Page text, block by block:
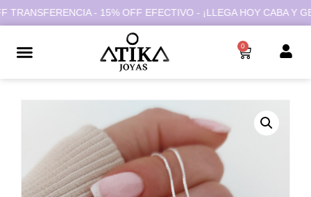
- 15% OFF EFECTIVO - ¡LLEGA HOY CABA Y GBA!
0